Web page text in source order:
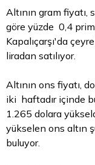
Altının gram
göre yüzde 0,4
Kapalıçarşı'da
liradan satılıyor.
Altının ons fiyatı,
iki haftadır içinde
1.265 dolara
yükselen ons altın
buluyor.